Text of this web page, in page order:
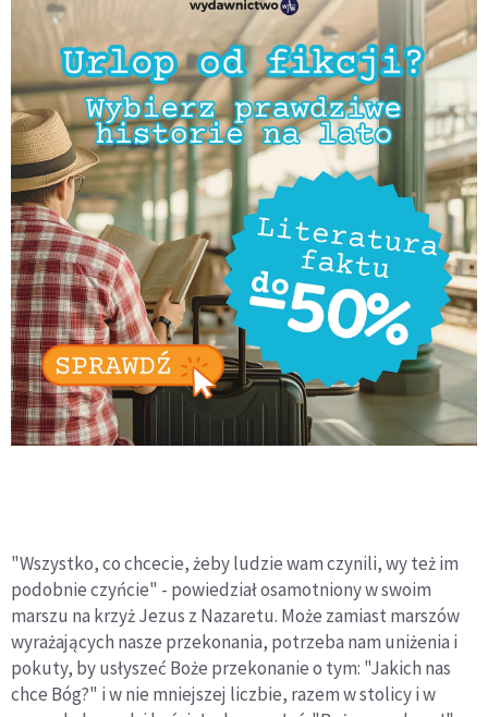
"Wszystko, co chcecie, żeby ludzie wam czynili, wy też im
podobnie czyńcie" - powiedział osamotniony w swoim
marszu na krzyż Jezus z Nazaretu. Może zamiast marszów
wyrażających nasze przekonania, potrzeba nam uniżenia i
pokuty, by usłyszeć Boże przekonanie o tym: "Jakich nas
chce Bóg?" i w nie mniejszej liczbie, razem w stolicy i w